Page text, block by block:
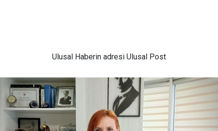
Ulusal Haberin adresi Ulusal Post